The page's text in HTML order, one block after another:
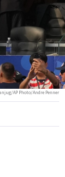
AP Photo/Andre Penner